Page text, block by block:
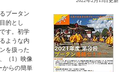
ブータン
的とし
す。初学
ような内
を扱った
（1）映像
からの簡単